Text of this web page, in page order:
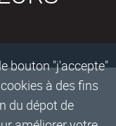
bouton "j'accepte"
à des fins
du dépot de